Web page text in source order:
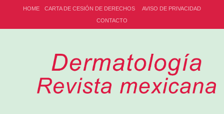
HOME CARTA DE CESIÓN DE DERECHOS
AVISO DE PRIVACIDAD
CONTACTO